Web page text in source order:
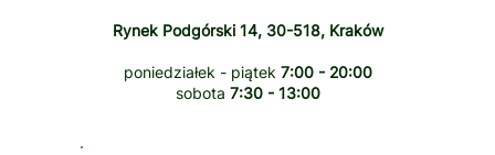
Rynek Podgórski 14, 30-518, Kraków
poniedziałek - piątek 7:00 - 20:00
sobota 7:30 - 13:00